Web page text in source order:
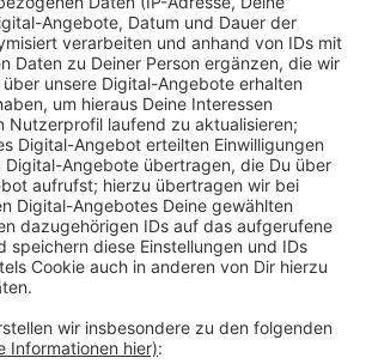
für eine gute
sorgen, das Lounges, Werkstätten
verbindet. Mit dem ZDD will
in der Stadt und der Region erster
für digitale Themen werden.
und Links zum Thema